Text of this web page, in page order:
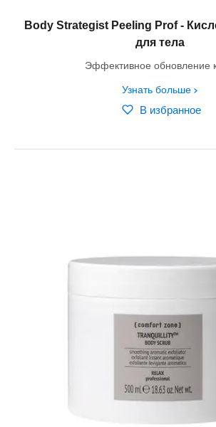
Body Strategist Peeling Prof -
для тела
Эффективное обновление
Узнать больше
В избранное